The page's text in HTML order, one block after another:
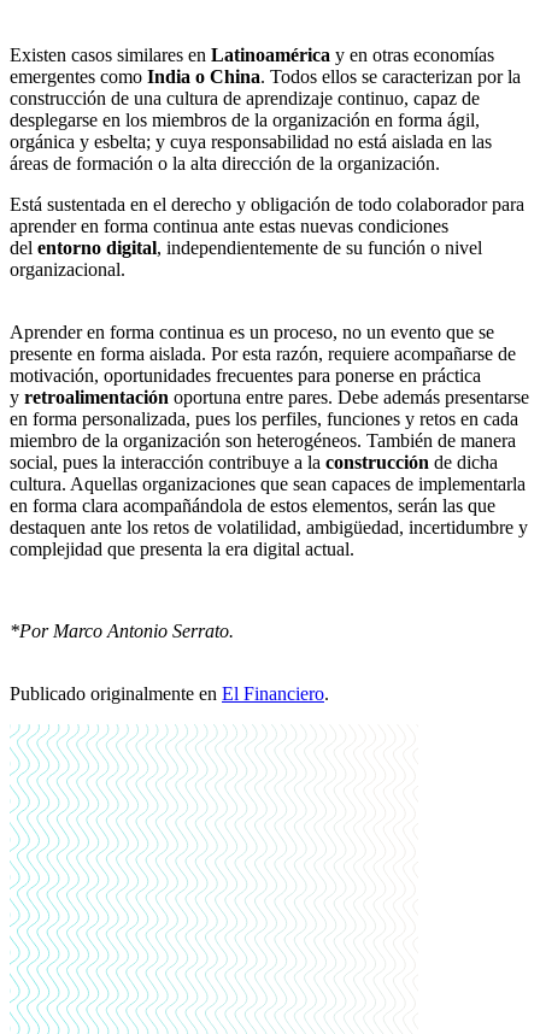
Existen casos similares en Latinoamérica y en otras economías
emergentes como India o China. Todos ellos se caracterizan por la
construcción de una cultura de aprendizaje continuo, capaz de
desplegarse en los miembros de la organización en forma ágil,
orgánica y esbelta; y cuya responsabilidad no está aislada en las
áreas de formación o la alta dirección de la organización.
Está sustentada en el derecho y obligación de todo colaborador para
aprender en forma continua ante estas nuevas condiciones
del entorno digital, independientemente de su función o nivel
organizacional.
Aprender en forma continua es un proceso, no un evento que se
presente en forma aislada. Por esta razón, requiere acompañarse de
motivación, oportunidades frecuentes para ponerse en práctica
y retroalimentación oportuna entre pares. Debe además presentarse
en forma personalizada, pues los perfiles, funciones y retos en cada
miembro de la organización son heterogéneos. También de manera
social, pues la interacción contribuye a la construcción de dicha
cultura. Aquellas organizaciones que sean capaces de implementarla
en forma clara acompañándola de estos elementos, serán las que
destaquen ante los retos de volatilidad, ambigüedad, incertidumbre y
complejidad que presenta la era digital actual.
*Por Marco Antonio Serrato.
Publicado originalmente en El Financiero.